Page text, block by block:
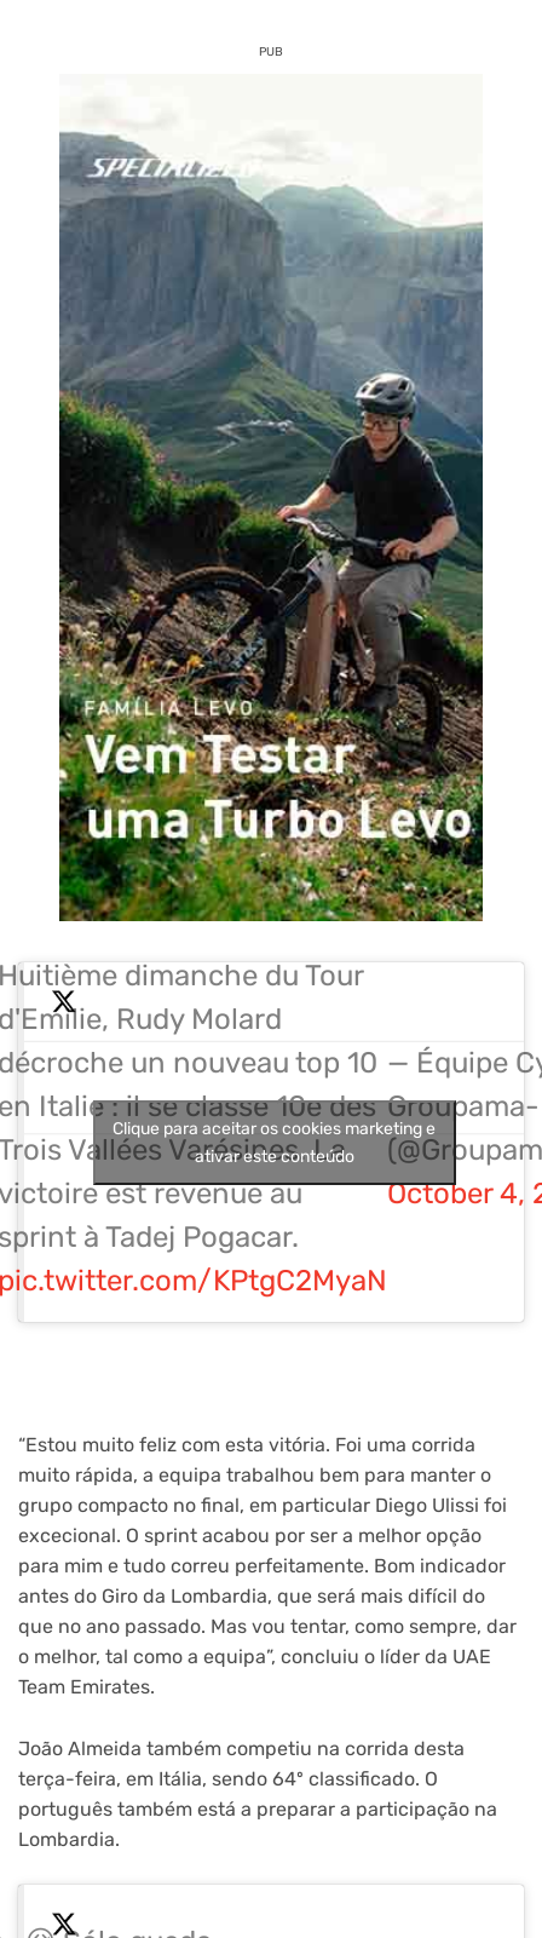
PUB
dimanche du Tour
Rudy Molard
un nouveau top 10
Italie : il se classe 10e des
Vallées Varésines. La
est revenue au
à Tadej Pogacar.
KPtgC2MyaN
— Équipe
October 4,
Clique para aceitar os cookies marketing e
ativar este conteúdo
“Estou muito feliz com esta vitória. Foi uma corrida
muito rápida, a equipa trabalhou bem para manter o
grupo compacto no final, em particular Diego Ulissi foi
excecional. O sprint acabou por ser a melhor opção
para mim e tudo correu perfeitamente. Bom indicador
antes do Giro da Lombardia, que será mais difícil do
que no ano passado. Mas vou tentar, como sempre, dar
o melhor, tal como a equipa”, concluiu o líder da UAE
Team Emirates.
João Almeida também competiu na corrida desta
terça-feira, em Itália, sendo 64º classificado. O
português também está a preparar a participação na
Lombardia.